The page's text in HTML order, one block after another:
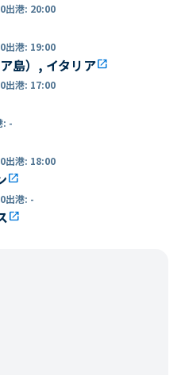
出港: 20:00
出港: 19:00
島）, イタリアopen_in_new
出港: 17:00
: -
出港: 18:00
open_in_new
出港: -
open_in_new